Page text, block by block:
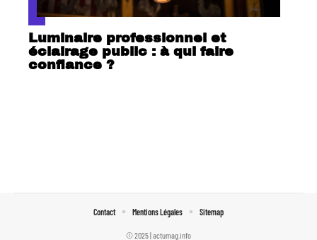
Luminaire professionnel et
éclairage public : à qui faire
confiance ?
© 2025 | actumag.info
Contact Mentions Légales Sitemap